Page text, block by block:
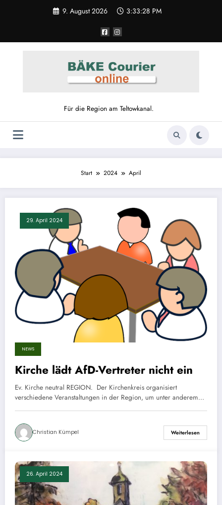
9. August 2026 3:33:28 PM
Für die Region am Teltowkanal.
Start 2024 April
29. April 2024
NEWS
Kirche lädt AfD-Vertreter nicht ein
Ev. Kirche neutral REGION. Der Kirchenkreis organisiert
verschiedene Veranstaltungen in der Region, um unter anderem…
Christian Kümpel Weiterlesen
26. April 2024